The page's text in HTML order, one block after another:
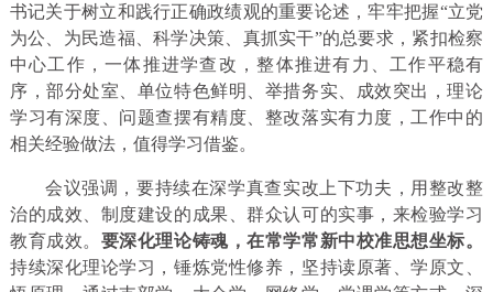
书记关于树立和践行正确政绩观的重要论述，牢牢把握“立党
为公、为民造福、科学决策、真抓实干”的总要求，紧扣检察
中心工作，一体推进学查改，整体推进有力、工作平稳有
序，部分处室、单位特色鲜明、举措务实、成效突出，理论
学习有深度、问题查摆有精度、整改落实有力度，工作中的
相关经验做法，值得学习借鉴。
会议强调，要持续在深学真查实改上下功夫，用整改整
治的成效、制度建设的成果、群众认可的实事，来检验学习
教育成效。 要深化理论铸魂，在常学常新中校准思想坐标。
持续深化理论学习，锤炼党性修养，坚持读原著、学原文、